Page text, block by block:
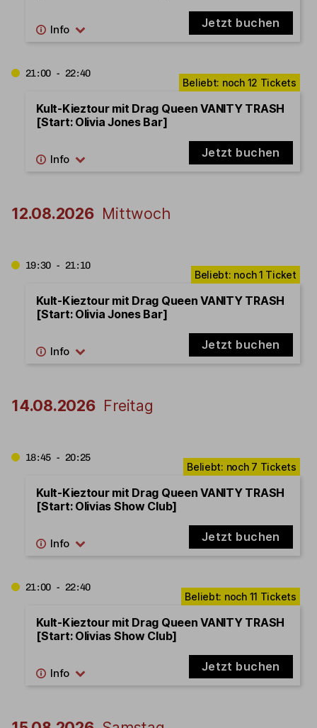
Jetzt buchen
21:00 - 22:40
Kult-Kieztour mit Drag Queen VANITY TRASH
[Start: Olivia Jones Bar]
Jetzt buchen
12.08.2026 Mittwoch
19:30 - 21:10
Kult-Kieztour mit Drag Queen VANITY TRASH
[Start: Olivia Jones Bar]
Jetzt buchen
14.08.2026 Freitag
18:45 - 20:25
Kult-Kieztour mit Drag Queen VANITY TRASH
[Start: Olivias Show Club]
Jetzt buchen
21:00 - 22:40
Kult-Kieztour mit Drag Queen VANITY TRASH
[Start: Olivias Show Club]
Jetzt buchen